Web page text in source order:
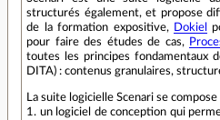
structurés également, et propose
de la formation expositive,
Dokiel
pour faire des études de cas,
toutes les principes fondamentaux
DITA) : contenus granulaires,
La suite logicielle Scenari se compose
1. un logiciel de conception qui